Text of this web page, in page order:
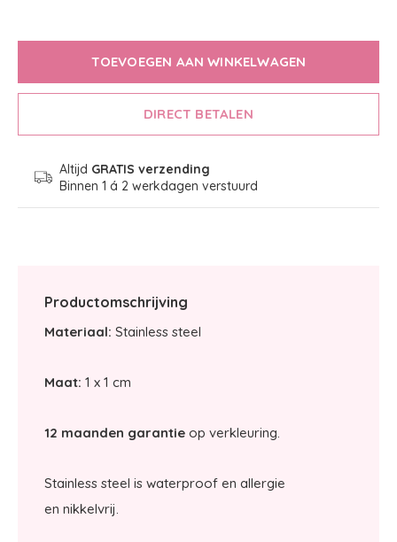
TOEVOEGEN AAN WINKELWAGEN
DIRECT BETALEN
Altijd GRATIS verzending
Binnen 1 á 2 werkdagen verstuurd
Productomschrijving
Materiaal: Stainless steel
Maat: 1 x 1 cm
12 maanden garantie op verkleuring.
Stainless steel is waterproof en allergie
en nikkelvrij.